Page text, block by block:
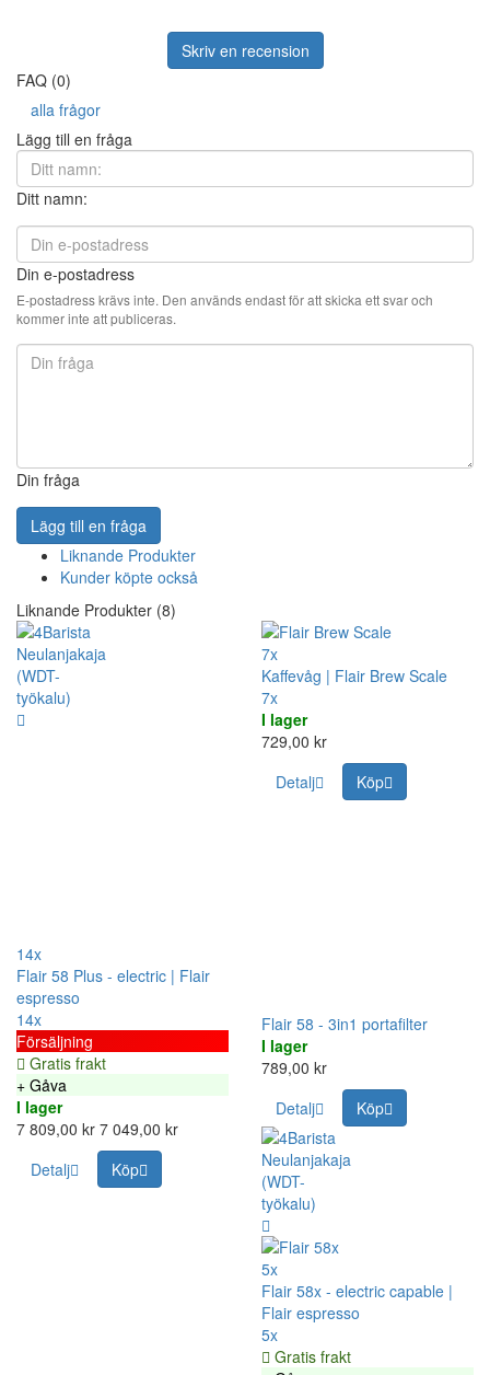
Skriv en recension
FAQ (0)
alla frågor
Lägg till en fråga
Ditt namn:
Din e-postadress
E-postadress krävs inte. Den används endast för att skicka ett svar och
kommer inte att publiceras.
Din fråga
Lägg till en fråga
Liknande Produkter
Kunder köpte också
Liknande Produkter (8)
14x
Flair 58 Plus - electric | Flair
espresso
14x
Försäljning
Gratis frakt
+ Gåva
I lager
7 809,00 kr 7 049,00 kr
Detalj
Köp
7x
Kaffevåg | Flair Brew Scale
7x
I lager
729,00 kr
Detalj
Köp
Flair 58 - 3in1 portafilter
I lager
789,00 kr
Detalj
Köp
5x
Flair 58x - electric capable |
Flair espresso
5x
Gratis frakt